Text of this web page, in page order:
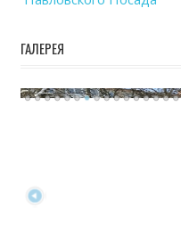
ГАЛЕРЕЯ